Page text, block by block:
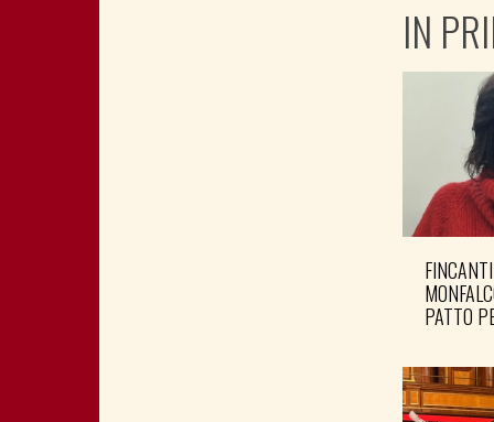
IN
PATTO